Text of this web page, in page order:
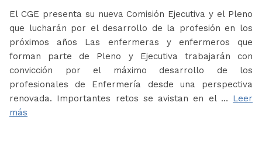
El CGE presenta su nueva Comisión Ejecutiva y el Pleno
que lucharán por el desarrollo de la profesión en los
próximos años Las enfermeras y enfermeros que
forman parte de Pleno y Ejecutiva trabajarán con
convicción por el máximo desarrollo de los
profesionales de Enfermería desde una perspectiva
renovada. Importantes retos se avistan en el … Leer
más